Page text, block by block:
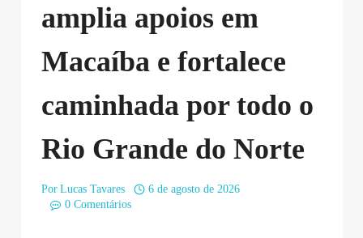
amplia apoios em
Macaíba e fortalece
caminhada por todo o
Rio Grande do Norte
Por Lucas Tavares
6 de agosto de 2026
0 Comentários